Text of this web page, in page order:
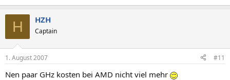
H HZH
Captain
1. August 2007 #11
Nen paar GHz kosten bei AMD nicht viel mehr